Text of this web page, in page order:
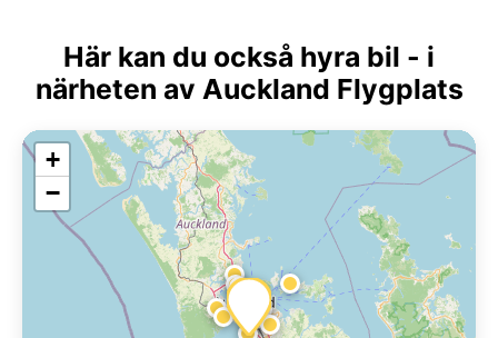
Här kan du också hyra bil - i
närheten av Auckland Flygplats
+
−